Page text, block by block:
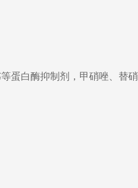
蛋白酶抑制剂，甲硝唑、替硝